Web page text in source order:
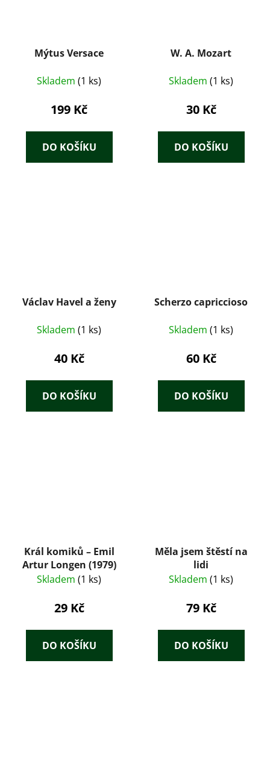
Mýtus Versace
Skladem (1 ks)
199 Kč
DO KOŠÍKU
W. A. Mozart
Skladem (1 ks)
30 Kč
DO KOŠÍKU
Václav Havel a ženy
Skladem (1 ks)
40 Kč
DO KOŠÍKU
Scherzo capriccioso
Skladem (1 ks)
60 Kč
DO KOŠÍKU
Král komiků – Emil
Artur Longen (1979)
Skladem (1 ks)
29 Kč
DO KOŠÍKU
Měla jsem štěstí na
lidi
Skladem (1 ks)
79 Kč
DO KOŠÍKU